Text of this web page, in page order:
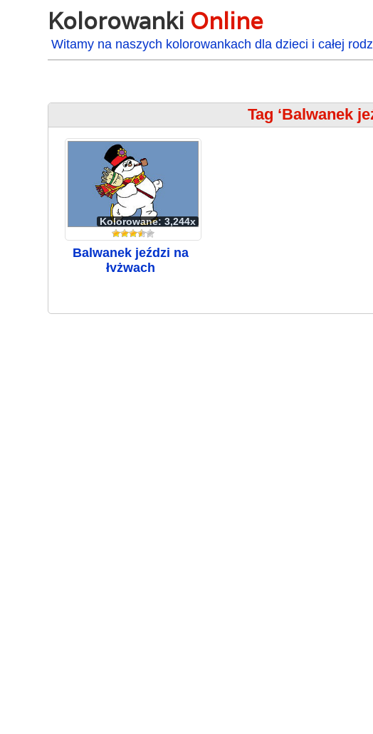
Kolorowanki Online
Witamy na naszych kolorowankach dla dzieci i całej
Tag ‘Balwanek
Kolorowane: 3,244x
Balwanek jeździ na
łyżwach